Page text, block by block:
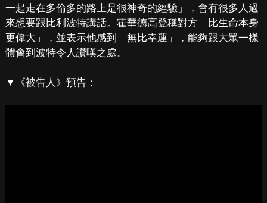
一起走在多倫多的路上是很神奇的經驗」，會有很多人過
來想要跟比利波特講話。霍華德高登稱對方「比生命本身
更偉大」，並表示他感到「無比幸運」，能夠跟大眾一樣
體會到波特令人讚嘆之處。
▼《被告人》預告：